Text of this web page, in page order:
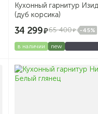
Кухонный гарнитур
(дуб корсика)
34 299 65 400 -45%
в наличии new